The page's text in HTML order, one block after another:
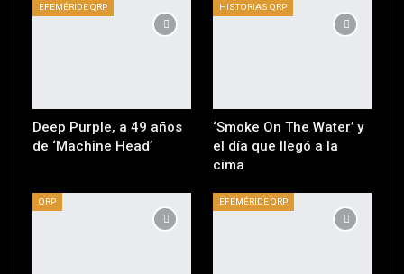
EFEMÉRIDE QRP
Deep Purple, a 49 años
de ‘Machine Head’
HISTORIAS QRP
‘Smoke On The Water’ y
el día que llegó a la
cima
QRP EFEMÉRIDE QRP